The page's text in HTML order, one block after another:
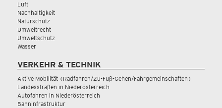
Luft
Nachhaltigkeit
Naturschutz
Umweltrecht
Umweltschutz
Wasser
VERKEHR & TECHNIK
Aktive Mobilität (Radfahren/Zu-Fuß-Gehen/Fahrgemeinschaften)
Landesstraßen in Niederösterreich
Autofahren in Niederösterreich
Bahninfrastruktur